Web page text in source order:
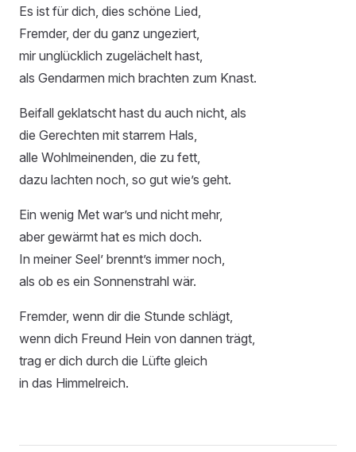
Es ist für dich, dies schöne Lied,
Fremder, der du ganz ungeziert,
mir unglücklich zugelächelt hast,
als Gendarmen mich brachten zum Knast.
Beifall geklatscht hast du auch nicht, als
die Gerechten mit starrem Hals,
alle Wohlmeinenden, die zu fett,
dazu lachten noch, so gut wie’s geht.
Ein wenig Met war’s und nicht mehr,
aber gewärmt hat es mich doch.
In meiner Seel’ brennt’s immer noch,
als ob es ein Sonnenstrahl wär.
Fremder, wenn dir die Stunde schlägt,
wenn dich Freund Hein von dannen trägt,
trag er dich durch die Lüfte gleich
in das Himmelreich.